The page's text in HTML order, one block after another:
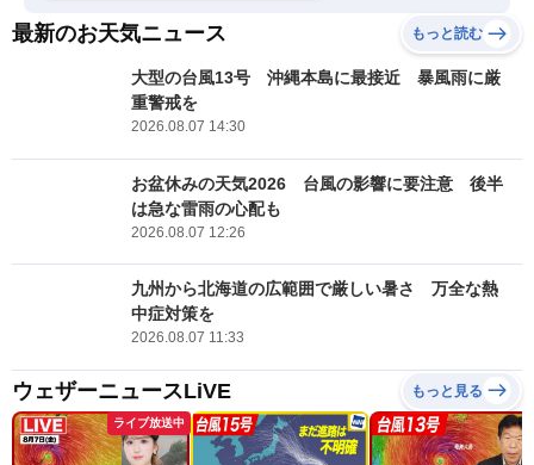
最新のお天気ニュース もっと読む
大型の台風13号 沖縄本島に最接近 暴風雨に厳
重警戒を
2026.08.07 14:30
お盆休みの天気2026 台風の影響に要注意 後半
は急な雷雨の心配も
2026.08.07 12:26
九州から北海道の広範囲で厳しい暑さ 万全な熱
中症対策を
2026.08.07 11:33
ウェザーニュースLiVE もっと見る
ライブ放送中